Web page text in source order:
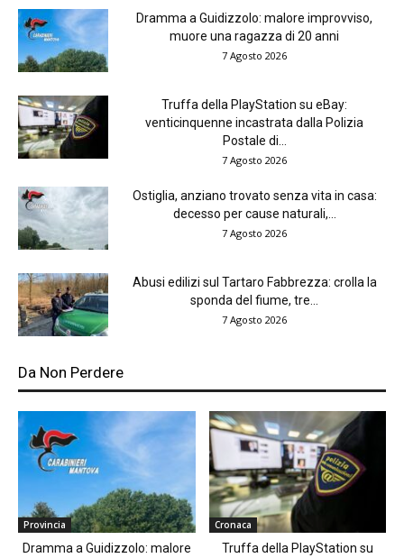
Dramma a Guidizzolo: malore improvviso,
muore una ragazza di 20 anni
7 Agosto 2026
Truffa della PlayStation su eBay:
venticinquenne incastrata dalla Polizia
Postale di...
7 Agosto 2026
Ostiglia, anziano trovato senza vita in casa:
decesso per cause naturali,...
7 Agosto 2026
Abusi edilizi sul Tartaro Fabbrezza: crolla la
sponda del fiume, tre...
7 Agosto 2026
Da Non Perdere
Provincia
Dramma a Guidizzolo: malore
Cronaca
Truffa della PlayStation su